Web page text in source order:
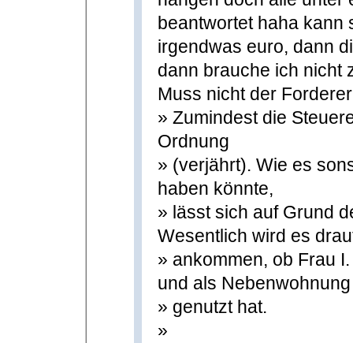
beantwortet haha kann
irgendwas euro, dann
dann brauche ich nicht
Muss nicht der
» Zumindest die
Ordnung
» (verjährt). Wie es
haben könnte,
» lässt sich auf Grund
Wesentlich wird es
» ankommen, ob Frau
und als Nebenwohnung
» genutzt hat.
»